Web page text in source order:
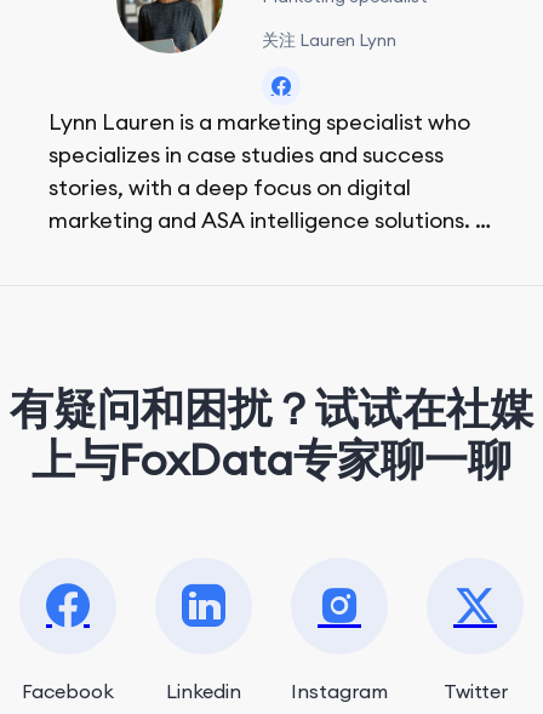
关注 Lauren Lynn
Lynn Lauren is a marketing specialist who
specializes in case studies and success
stories, with a deep focus on digital
marketing and ASA intelligence solutions.
有疑问和困扰？试试在社媒
上与FoxData专家聊一聊
Facebook Linkedin Instagram Twitter